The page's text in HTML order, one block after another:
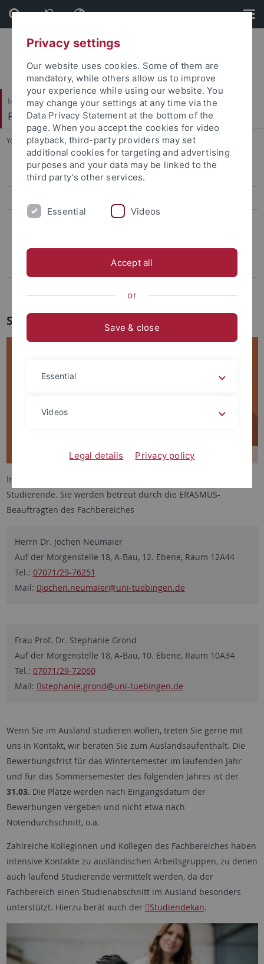
Skip
to
content
Skip
to
footer
Mathematisch-Naturwissenschaftliche Fakultät
Fachbereich Chemie
You are here: Startseite ... Auslandsstudium
Studienberatung
Studiengänge
Studium im Ausland
In Tübingen studieren regelmäßig zahlreiche ausländische
Studierende. Sie werden betreut durch die ERASMUS-
Beauftragten des Fachbereiches
Herrn Dr. Jochen Neumaier
Auf der Morgenstelle 18, A-Bau, 12. Ebene, Raum 12A44
Tel.: 07071/29-76251
Mail:
jochen.neumaier@uni-tuebingen.de
Frau Prof. Dr. Stephanie Grond
Auf der Morgenstelle 18, A-Bau, 10. Ebene, Raum 10A34
Tel.: 07071/29-72060
Mail:
stephanie.grond@uni-tuebingen.de
Wenn Sie im Ausland studieren wollen, treten Sie gerne mit
uns in Kontakt, wir beraten Sie zum Auslandsaufenthalt. Die
Bewerbungsfrist für das Wintersemester im laufenden Jahr
und für das Sommersemester des folgenden Jahres ist der
31.03. Die Plätze werden nach Eingangsdatum der
Bewerbungen vergeben und nicht etwa nach
Notendurchschnitt, o.ä.
Zahlreiche Kolleginnen und Kollegen des Fachbereiches haben
intensive Kontakte zu ausländischen Arbeitsgruppen, zu denen
auch laufend Studierende vermittelt werden, da der
Fachbereich einen Studienabschnitt im Ausland besonders
unterstützt. Hierzu berät auch der
Studiendekan.
Privacy settings
Our website uses cookies. Some of them are
mandatory, while others allow us to improve
your experience while using our website. You
may change your settings at any time via the
Data Privacy Statement at the bottom of the
page. When you accept the cookies for video
playback, third-party providers may set
additional cookies for targeting and advertising
purposes and your data may be linked to the
third party’s other services.
Essential Videos
Accept all
or
Save & close
Essential
Videos
Legal details Privacy policy